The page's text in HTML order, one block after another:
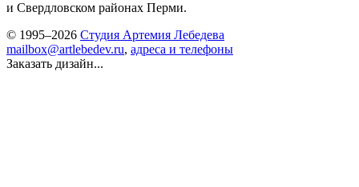
и Свердловском районах Перми.
© 1995–2026 Студия Артемия Лебедева
mailbox@artlebedev.ru, адреса и телефоны
Заказать дизайн...